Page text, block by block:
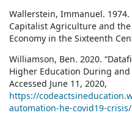
Wallerstein, Immanuel.
Capitalist Agriculture and
Economy in the Sixteenth
Williamson, Ben. 2020.
Higher Education During and
Accessed June 11, 2020,
https://
automation-he-covid19-crisis/